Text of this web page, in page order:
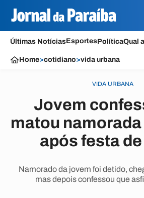
Últimas NotíciasEsportesPolíticaQual
Home>cotidiano>vida urbana
VIDA URBANA
Jovem
matou
após festa de
Namorado da jovem foi detido,
mas depois confessou que